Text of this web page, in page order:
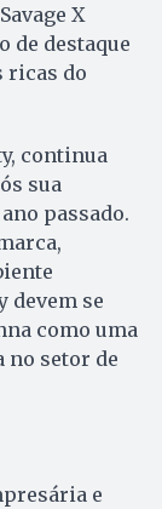
X
de destaque
ricas do
continua
sua
passado.
devem se
como uma
no setor de
e